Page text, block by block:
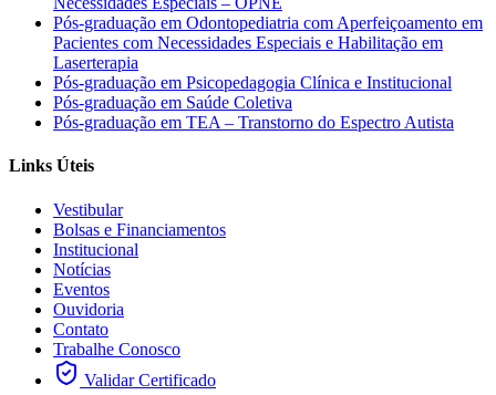
Pós-graduação em Odontopediatria com Aperfeiçoamento em
Pacientes com Necessidades Especiais e Habilitação em
Laserterapia
Pós-graduação em Psicopedagogia Clínica e Institucional
Pós-graduação em Saúde Coletiva
Pós-graduação em TEA – Transtorno do Espectro Autista
Links Úteis
Vestibular
Bolsas e Financiamentos
Institucional
Notícias
Eventos
Ouvidoria
Contato
Trabalhe Conosco
Validar Certificado